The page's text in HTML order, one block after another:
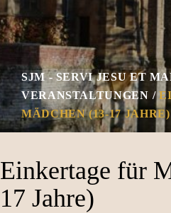
SJM - SERVI JESU ET
VERANSTALTUNGEN
MÄDCHEN (13-17 JAHRE)
Einkertage für
17 Jahre)